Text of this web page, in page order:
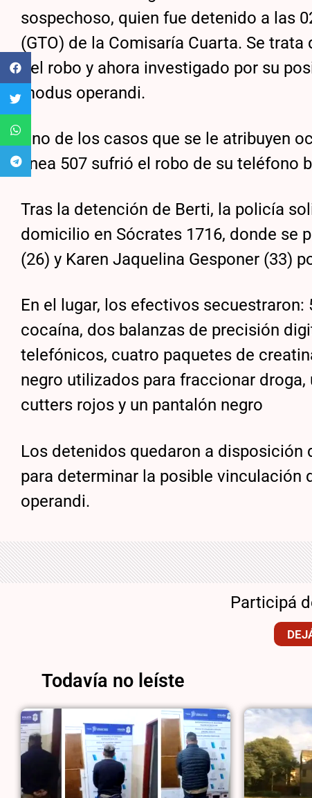
sospechoso, quien fue detenido a las
(GTO) de la Comisaría Cuarta. Se
del robo y ahora investigado por su
modus operandi.
Uno de los casos que se le atribuyen
línea 507 sufrió el robo de su teléfono
Tras la detención de Berti, la policía
domicilio en Sócrates 1716, donde se
(26) y Karen Jaquelina Gesponer (33)
En el lugar, los efectivos
cocaína, dos balanzas de precisión
telefónicos, cuatro paquetes de
negro utilizados para fraccionar droga,
cutters rojos y un pantalón negro
Los detenidos quedaron a
para determinar la posible
operandi.
Participá
Todavía no leíste